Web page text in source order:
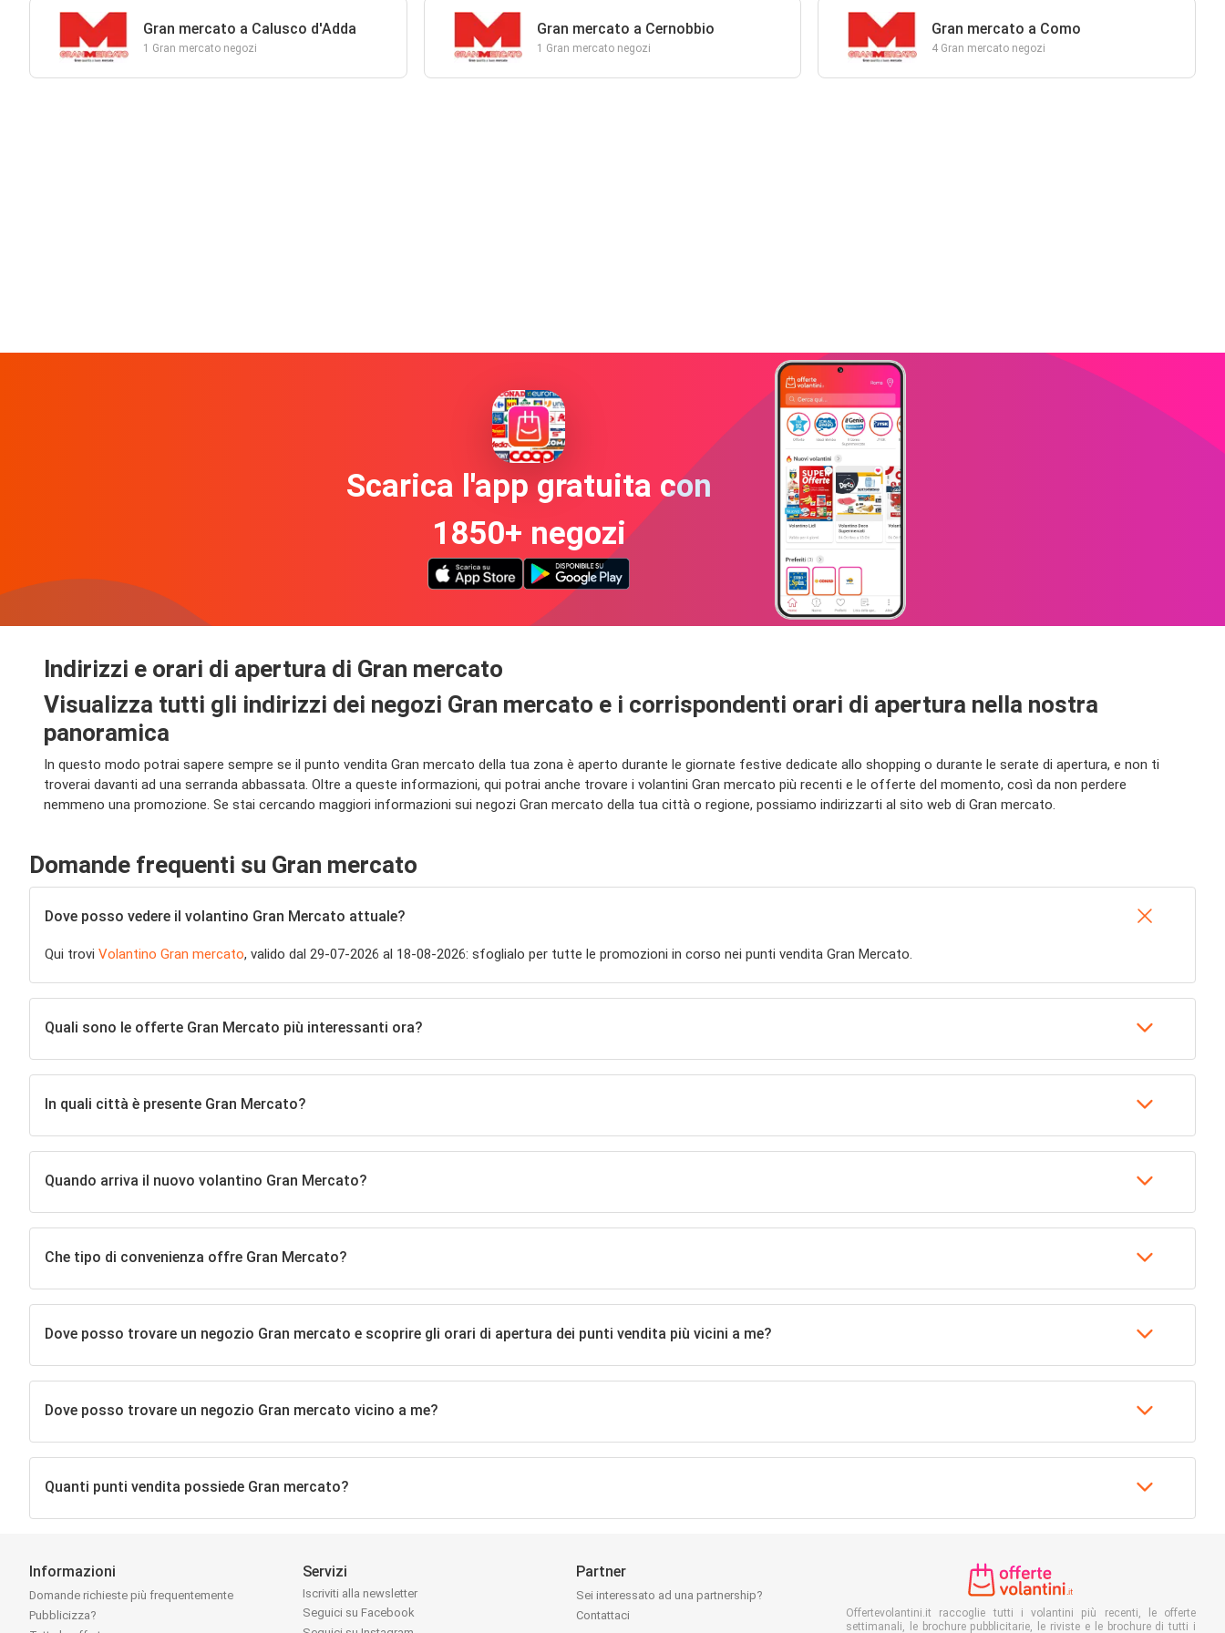
Gran mercato a Calusco d'Adda
1 Gran mercato negozi
Gran mercato a Cernobbio
1 Gran mercato negozi
Gran mercato a Como
4 Gran mercato negozi
Scarica l'app gratuita con
1850+ negozi
Indirizzi e orari di apertura di Gran mercato
Visualizza tutti gli indirizzi dei negozi Gran mercato e i corrispondenti orari di apertura nella nostra
panoramica
In questo modo potrai sapere sempre se il punto vendita Gran mercato della tua zona è aperto durante le giornate festive dedicate allo shopping o durante le serate di apertura, e non ti
troverai davanti ad una serranda abbassata. Oltre a queste informazioni, qui potrai anche trovare i volantini Gran mercato più recenti e le offerte del momento, così da non perdere
nemmeno una promozione. Se stai cercando maggiori informazioni sui negozi Gran mercato della tua città o regione, possiamo indirizzarti al sito web di Gran mercato.
Domande frequenti su Gran mercato
Dove posso vedere il volantino Gran Mercato attuale?
Qui trovi Volantino Gran mercato, valido dal 29-07-2026 al 18-08-2026: sfoglialo per tutte le promozioni in corso nei punti vendita Gran Mercato.
Quali sono le offerte Gran Mercato più interessanti ora?
In quali città è presente Gran Mercato?
Quando arriva il nuovo volantino Gran Mercato?
Che tipo di convenienza offre Gran Mercato?
Dove posso trovare un negozio Gran mercato e scoprire gli orari di apertura dei punti vendita più vicini a me?
Dove posso trovare un negozio Gran mercato vicino a me?
Quanti punti vendita possiede Gran mercato?
Informazioni
Domande richieste più frequentemente
Pubblicizza?
Servizi
Iscriviti alla newsletter
Seguici su Facebook
Partner
Sei interessato ad una partnership?
Contattaci
Offertevolantini.it raccoglie tutti i volantini più recenti, le offerte
settimanali, le brochure pubblicitarie, le riviste e le brochure di tutti i